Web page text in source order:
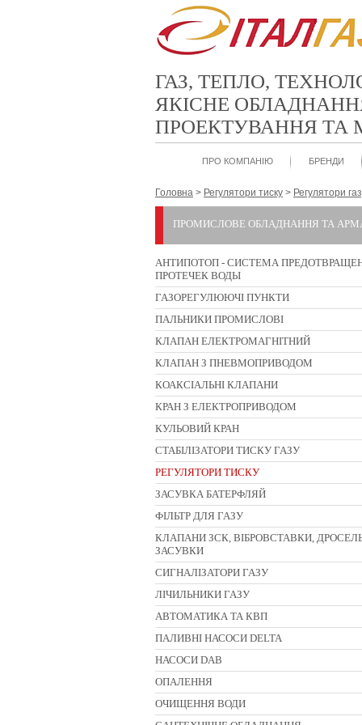
ГАЗ, ТЕПЛО,
ЯКІСНЕ
ПРОЕКТУВАННЯ ТА
ПРО КОМПАНІЮ БРЕНДИ
Головна > Регулятори тиску > Регулятори
ПРОМИСЛОВЕ ОБЛАДНАННЯ ТА
АНТИПОТОП - СИСТЕМА
ПРОТЕЧЕК ВОДЫ
ГАЗОРЕГУЛЮЮЧІ ПУНКТИ
ПАЛЬНИКИ ПРОМИСЛОВІ
КЛАПАН ЕЛЕКТРОМАГНІТНИЙ
КЛАПАН З ПНЕВМОПРИВОДОМ
КОАКСІАЛЬНІ КЛАПАНИ
КРАН З ЕЛЕКТРОПРИВОДОМ
КУЛЬОВИЙ КРАН
СТАБІЛІЗАТОРИ ТИСКУ ГАЗУ
РЕГУЛЯТОРИ ТИСКУ
ЗАСУВКА БАТЕРФЛЯЙ
ФІЛЬТР ДЛЯ ГАЗУ
КЛАПАНИ ЗСК, ВІБРОВСТАВКИ,
ЗАСУВКИ
CИГНАЛІЗАТОРИ ГАЗУ
ЛІЧИЛЬНИКИ ГАЗУ
АВТОМАТИКА ТА КВП
ПАЛИВНІ НАСОСИ DELTA
НАСОСИ DAB
ОПАЛЕННЯ
ОЧИЩЕННЯ ВОДИ